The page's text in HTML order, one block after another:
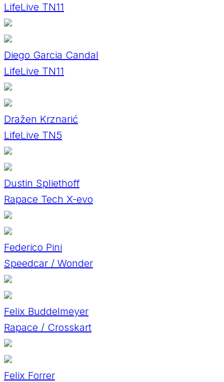
LifeLive TN11
Diego Garcia Candal
LifeLive TN11
Dražen Krznarić
LifeLive TN5
Dustin Spliethoff
Rapace Tech X-evo
Federico Pini
Speedcar / Wonder
Felix Buddelmeyer
Rapace / Crosskart
Felix Forrer